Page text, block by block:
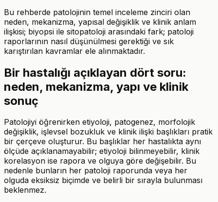
Bu rehberde patolojinin temel inceleme zinciri olan
neden, mekanizma, yapısal değişiklik ve klinik anlam
ilişkisi; biyopsi ile sitopatoloji arasındaki fark; patoloji
raporlarının nasıl düşünülmesi gerektiği ve sık
karıştırılan kavramlar ele alınmaktadır.
Bir hastalığı açıklayan dört soru:
neden, mekanizma, yapı ve klinik
sonuç
Patolojiyi öğrenirken etiyoloji, patogenez, morfolojik
değişiklik, işlevsel bozukluk ve klinik ilişki başlıkları pratik
bir çerçeve oluşturur. Bu başlıklar her hastalıkta aynı
ölçüde açıklanamayabilir; etiyoloji bilinmeyebilir, klinik
korelasyon ise rapora ve olguya göre değişebilir. Bu
nedenle bunların her patoloji raporunda veya her
olguda eksiksiz biçimde ve belirli bir sırayla bulunması
beklenmez.